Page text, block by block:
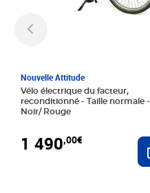
Nouvelle Attitude
Vélo électrique du facteur,
reconditionné - Taille normale -
Noir/ Rouge
1 490,00€